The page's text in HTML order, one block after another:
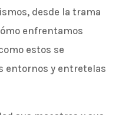
desde la trama
enfrentamos
estos se
entornos y entretelas